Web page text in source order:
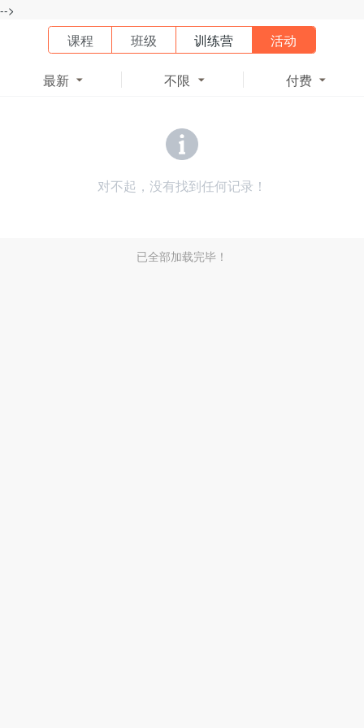
-->
课程 班级 训练营 活动

最新 
不限 
付费
对不起，没有找到任何记录！
已全部加载完毕！